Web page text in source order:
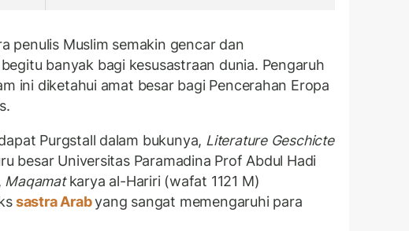
penulis Muslim semakin gencar dan
banyak bagi kesusastraan dunia. Pengaruh
ini diketahui amat besar bagi Pencerahan Eropa
Purgstall dalam bukunya, Literature Geschicte
besar Universitas Paramadina Prof Abdul Hadi
Maqamatkarya al-Hariri (wafat 1121 M)
sastra Arabyang sangat memengaruhi para